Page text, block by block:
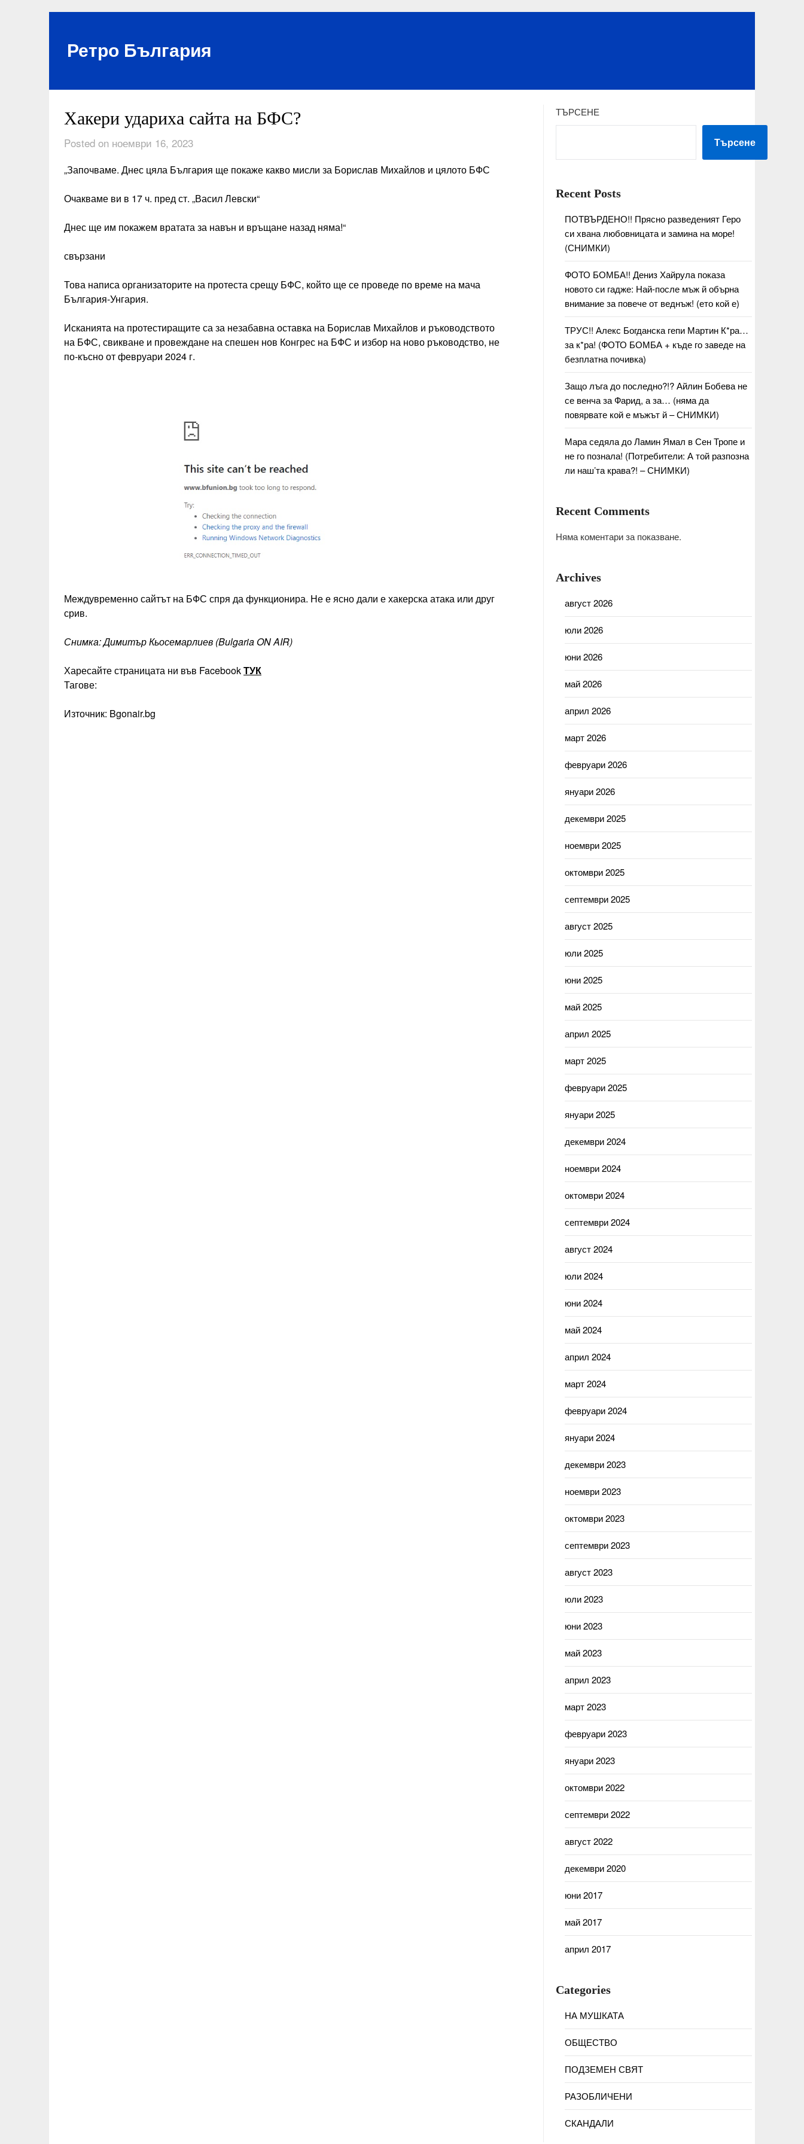
Ретро България
Хакери удариха сайта на БФС?
Posted on ноември 16, 2023
„Започваме. Днес цяла България ще покаже какво мисли за Борислав Михайлов и цялото БФС
Очакваме ви в 17 ч. пред ст. „Васил Левски“
Днес ще им покажем вратата за навън и връщане назад няма!“
свързани
Това написа организаторите на протеста срещу БФС, който ще се проведе по време на мача
България-Унгария.
Исканията на протестиращите са за незабавна оставка на Борислав Михайлов и ръководството
на БФС, свикване и провеждане на спешен нов Конгрес на БФС и избор на ново ръководство, не
по-късно от февруари 2024 г.
Междувременно сайтът на БФС спря да функционира. Не е ясно дали е хакерска атака или друг
срив.
Снимка: Димитър Кьосемарлиев (Bulgaria ON AIR)
Харесайте страницата ни във FacebookТУК
Тагове:
Източник: Bgonair.bg
ТЪРСЕНЕ
Търсене
Recent Posts
ПОТВЪРДЕНО!! Прясно разведеният Геро
си хвана любовницата и замина на море!
(СНИМКИ)
ФОТО БОМБА!! Дениз Хайрула показа
новото си гадже: Най-после мъж й обърна
внимание за повече от веднъж! (ето кой е)
ТРУС!! Алекс Богданска гепи Мартин К*ра…
за к*ра! (ФОТО БОМБА + къде го заведе на
безплатна почивка)
Защо лъга до последно?!? Айлин Бобева не
се венча за Фарид, а за… (няма да
повярвате кой е мъжът й – СНИМКИ)
Мара седяла до Ламин Ямал в Сен Тропе и
не го познала! (Потребители: А той разпозна
ли наш’та крава?! – СНИМКИ)
Recent Comments
Няма коментари за показване.
Archives
август 2026
юли 2026
юни 2026
май 2026
април 2026
март 2026
февруари 2026
януари 2026
декември 2025
ноември 2025
октомври 2025
септември 2025
август 2025
юли 2025
юни 2025
май 2025
април 2025
март 2025
февруари 2025
януари 2025
декември 2024
ноември 2024
октомври 2024
септември 2024
август 2024
юли 2024
юни 2024
май 2024
април 2024
март 2024
февруари 2024
януари 2024
декември 2023
ноември 2023
октомври 2023
септември 2023
август 2023
юли 2023
юни 2023
май 2023
април 2023
март 2023
февруари 2023
януари 2023
октомври 2022
септември 2022
август 2022
декември 2020
юни 2017
май 2017
април 2017
Categories
НА МУШКАТА
ОБЩЕСТВО
ПОДЗЕМЕН СВЯТ
РАЗОБЛИЧЕНИ
СКАНДАЛИ